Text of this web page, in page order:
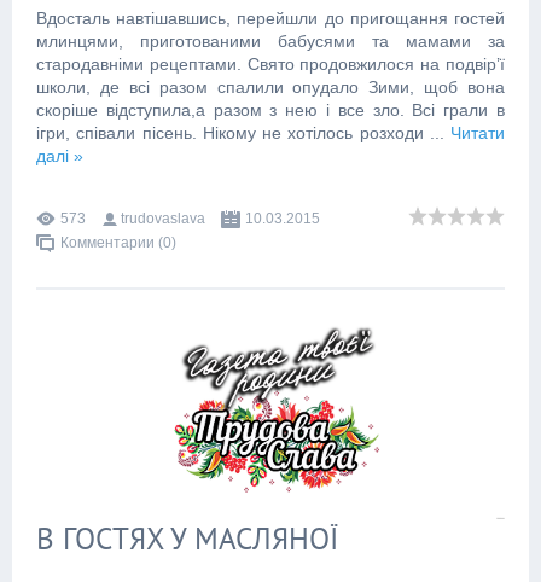
Вдосталь навтішавшись, перейшли до пригощання гостей
млинцями, приготованими бабусями та мамами за
стародавніми рецептами. Свято продовжилося на подвір’ї
школи, де всі разом спалили опудало Зими, щоб вона
скоріше відступила,а разом з нею і все зло. Всі грали в
ігри, співали пісень. Нікому не хотілось розходи
Читати
далі »
573 trudovaslava
10.03.2015
Комментарии (0)
В ГОСТЯХ У МАСЛЯНОЇ